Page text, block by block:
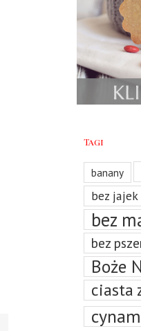
Tagi
banany
bez jajek
bez
bez
Boże
ciasta